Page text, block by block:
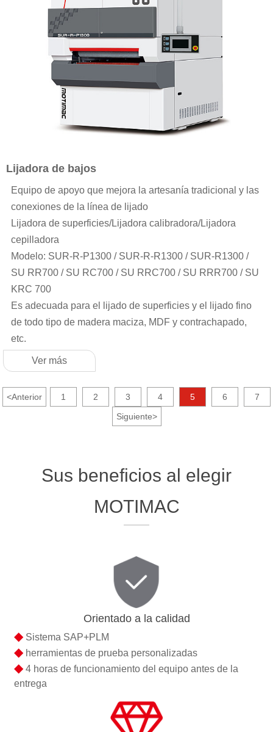
Lijadora de bajos
Equipo de apoyo que mejora la artesanía tradicional y las
conexiones de la línea de lijado
Lijadora de superficies/Lijadora calibradora/Lijadora
cepilladora
Modelo: SUR-R-P1300 / SUR-R-R1300 / SUR-R1300 /
SU RR700 / SU RC700 / SU RRC700 / SU RRR700 / SU
KRC 700
Es adecuada para el lijado de superficies y el lijado fino
de todo tipo de madera maciza, MDF y contrachapado,
etc.
Ver más
<Anterior 1 2 3 4 5 6
7
Siguiente>
Sus beneficios al elegir
MOTIMAC
Orientado a la calidad
◆Sistema SAP+PLM
◆herramientas de prueba personalizadas
◆4 horas de funcionamiento del equipo antes de la
entrega